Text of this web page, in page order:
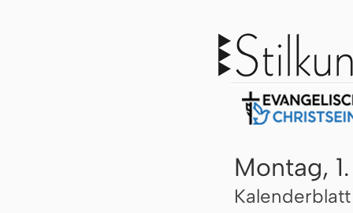
Montag,